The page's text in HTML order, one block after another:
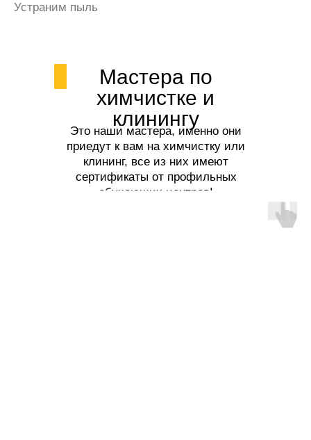
Избавим от запаха мочи
Мастера по
химчистке и
клинингу
Это наши мастера, именно они
приедут к вам на химчистку или
клининг, все из них имеют
сертификаты от профильных
обучающих центров!